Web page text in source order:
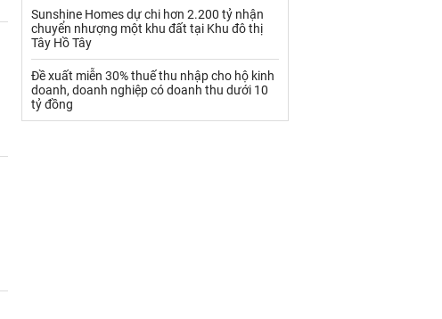
VLXD khác Xăng dầu
Xi măng - Clynker
Sunshine Homes dự chi hơn 2.200 tỷ nhận
chuyển nhượng một khu đất tại Khu đô thị
Tây Hồ Tây
Đề xuất miễn 30% thuế thu nhập cho hộ kinh
doanh, doanh nghiệp có doanh thu dưới 10
tỷ đồng